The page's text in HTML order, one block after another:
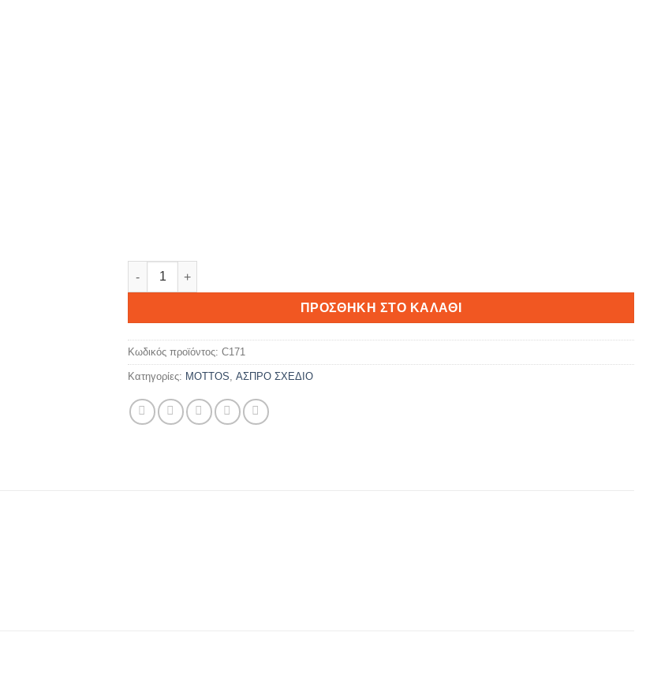
SUMMER TIME ποσότητα
ΠΡΟΣΘΉΚΗ ΣΤΟ ΚΑΛΆΘΙ
Κωδικός προϊόντος: C171
Κατηγορίες: MOTTOS, ΑΣΠΡΟ ΣΧΕΔΙΟ